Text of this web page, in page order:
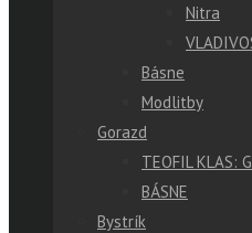
Nitra
Básne
Modlitby
Gorazd
TEOFIL KLAS:
BÁSNE
Bystrík